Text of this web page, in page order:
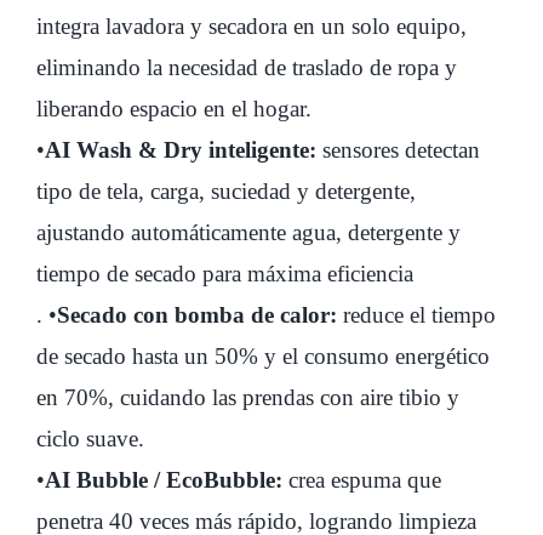
integra lavadora y secadora en un solo equipo,
eliminando la necesidad de traslado de ropa y
liberando espacio en el hogar.
•AI Wash & Dry inteligente: sensores detectan
tipo de tela, carga, suciedad y detergente,
ajustando automáticamente agua, detergente y
tiempo de secado para máxima eficiencia
. •Secado con bomba de calor: reduce el tiempo
de secado hasta un 50% y el consumo energético
en 70%, cuidando las prendas con aire tibio y
ciclo suave.
•AI Bubble / EcoBubble: crea espuma que
penetra 40 veces más rápido, logrando limpieza